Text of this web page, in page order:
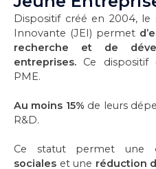
Dispositif créé en 2004,
Innovante (JEI) permet
recherche et de
entreprises. Ce dispositif
PME.
Au moins 15% de leurs
R&D.
Ce statut permet une
sociales et une réduction